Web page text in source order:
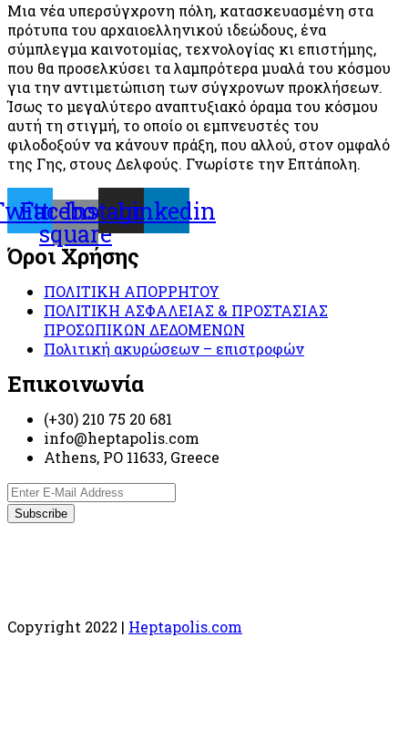
Μια νέα υπερσύγχρονη πόλη, κατασκευασμένη στα
πρότυπα του αρχαιοελληνικού ιδεώδους, ένα
σύμπλεγμα καινοτομίας, τεχνολογίας κι επιστήμης,
που θα προσελκύσει τα λαμπρότερα μυαλά του κόσμου
για την αντιμετώπιση των σύγχρονων προκλήσεων.
Ίσως το μεγαλύτερο αναπτυξιακό όραμα του κόσμου
αυτή τη στιγμή, το οποίο οι εμπνευστές του
φιλοδοξούν να κάνουν πράξη, που αλλού, στον ομφαλό
της Γης, στους Δελφούς. Γνωρίστε την Επτάπολη.
Facebook-
square
Instagram
Linkedin
Όροι Χρήσης
ΠΟΛΙΤΙΚΗ ΑΠΟΡΡΗΤΟΥ
ΠΟΛΙΤΙΚΗ ΑΣΦΑΛΕΙΑΣ & ΠΡΟΣΤΑΣΙΑΣ
ΠΡΟΣΩΠΙΚΩΝ ΔΕΔΟΜΕΝΩΝ
Πολιτική ακυρώσεων – επιστροφών
Επικοινωνία
(+30) 210 75 20 681
info@heptapolis.com
Athens, PO 11633, Greece
Copyright 2022 | Heptapolis.com